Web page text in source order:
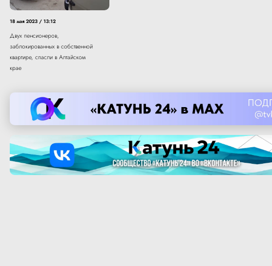
18 мая 2023 / 13:12
Двух пенсионеров,
заблокированных в собственной
квартире, спасли в Алтайском
крае